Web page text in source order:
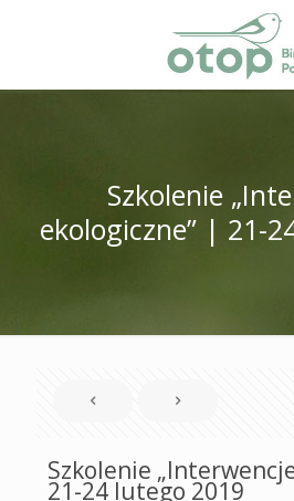
Szkolenie
ekologiczne” | 21-
Szkolenie
21-24 lutego 2019